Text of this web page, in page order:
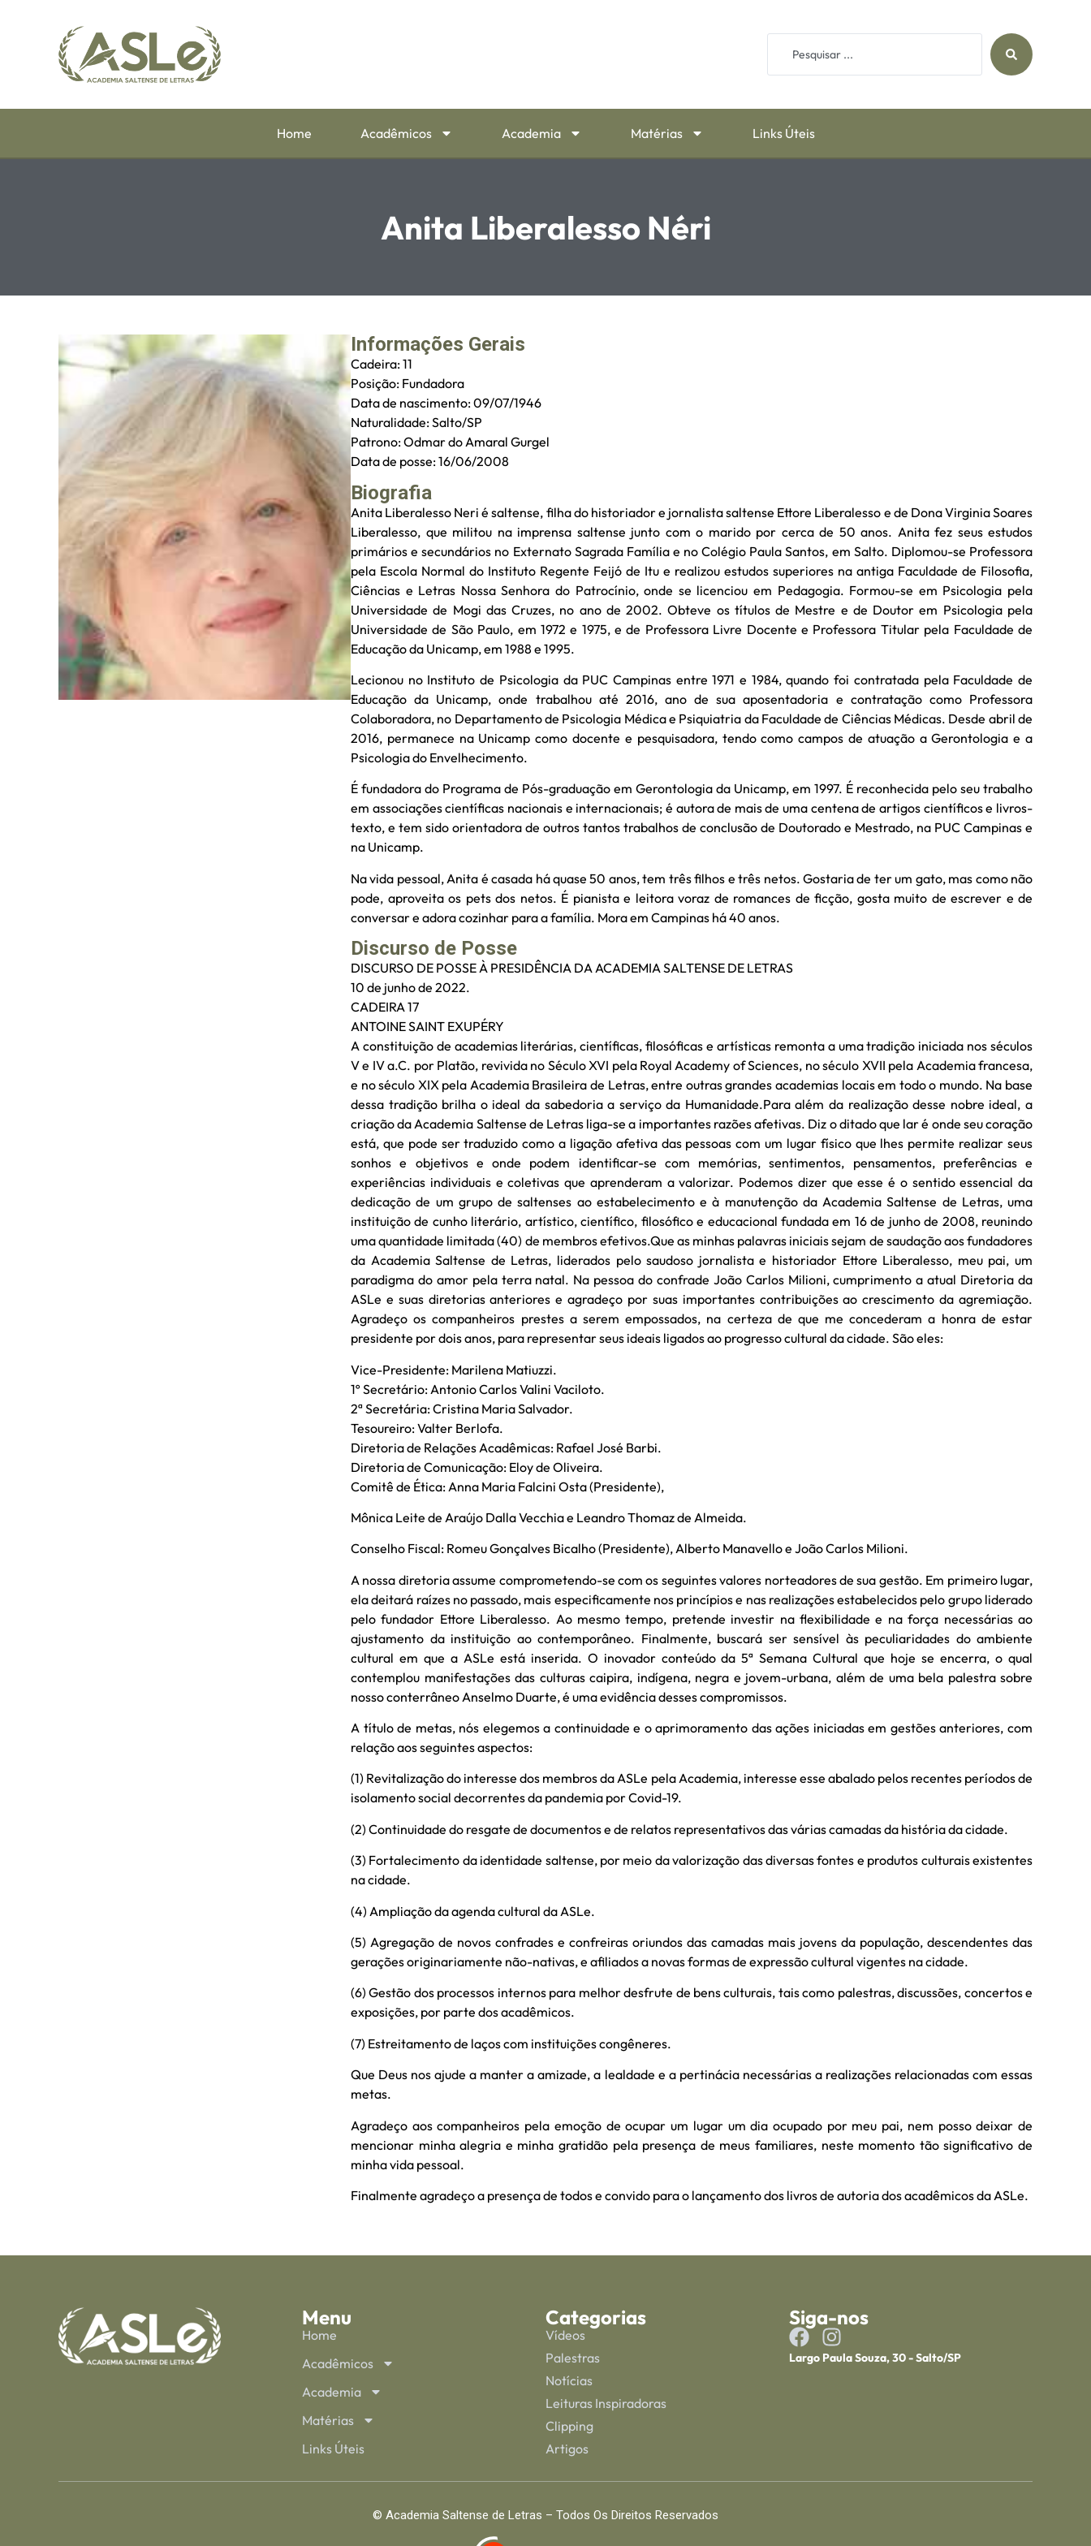
Home Acadêmicos Academia Matérias Links Úteis
Anita Liberalesso Néri
Informações Gerais
Cadeira: 11
Posição: Fundadora
Data de nascimento: 09/07/1946
Naturalidade: Salto/SP
Patrono: Odmar do Amaral Gurgel
Data de posse: 16/06/2008
Biografia
Anita Liberalesso Neri é saltense, filha do historiador e jornalista saltense Ettore Liberalesso e de Dona Virginia Soares
Liberalesso, que militou na imprensa saltense junto com o marido por cerca de 50 anos. Anita fez seus estudos
primários e secundários no Externato Sagrada Família e no Colégio Paula Santos, em Salto. Diplomou-se Professora
pela Escola Normal do Instituto Regente Feijó de Itu e realizou estudos superiores na antiga Faculdade de Filosofia,
Ciências e Letras Nossa Senhora do Patrocínio, onde se licenciou em Pedagogia. Formou-se em Psicologia pela
Universidade de Mogi das Cruzes, no ano de 2002. Obteve os títulos de Mestre e de Doutor em Psicologia pela
Universidade de São Paulo, em 1972 e 1975, e de Professora Livre Docente e Professora Titular pela Faculdade de
Educação da Unicamp, em 1988 e 1995.
Lecionou no Instituto de Psicologia da PUC Campinas entre 1971 e 1984, quando foi contratada pela Faculdade de
Educação da Unicamp, onde trabalhou até 2016, ano de sua aposentadoria e contratação como Professora
Colaboradora, no Departamento de Psicologia Médica e Psiquiatria da Faculdade de Ciências Médicas. Desde abril de
2016, permanece na Unicamp como docente e pesquisadora, tendo como campos de atuação a Gerontologia e a
Psicologia do Envelhecimento.
É fundadora do Programa de Pós-graduação em Gerontologia da Unicamp, em 1997. É reconhecida pelo seu trabalho
em associações científicas nacionais e internacionais; é autora de mais de uma centena de artigos científicos e livros-
texto, e tem sido orientadora de outros tantos trabalhos de conclusão de Doutorado e Mestrado, na PUC Campinas e
na Unicamp.
Na vida pessoal, Anita é casada há quase 50 anos, tem três filhos e três netos. Gostaria de ter um gato, mas como não
pode, aproveita os pets dos netos. É pianista e leitora voraz de romances de ficção, gosta muito de escrever e de
conversar e adora cozinhar para a família. Mora em Campinas há 40 anos.
Discurso de Posse
DISCURSO DE POSSE À PRESIDÊNCIA DA ACADEMIA SALTENSE DE LETRAS
10 de junho de 2022.
CADEIRA 17
ANTOINE SAINT EXUPÉRY
A constituição de academias literárias, científicas, filosóficas e artísticas remonta a uma tradição iniciada nos séculos
V e IV a.C. por Platão, revivida no Século XVI pela Royal Academy of Sciences, no século XVII pela Academia francesa,
e no século XIX pela Academia Brasileira de Letras, entre outras grandes academias locais em todo o mundo. Na base
dessa tradição brilha o ideal da sabedoria a serviço da Humanidade.Para além da realização desse nobre ideal, a
criação da Academia Saltense de Letras liga-se a importantes razões afetivas. Diz o ditado que lar é onde seu coração
está, que pode ser traduzido como a ligação afetiva das pessoas com um lugar físico que lhes permite realizar seus
sonhos e objetivos e onde podem identificar-se com memórias, sentimentos, pensamentos, preferências e
experiências individuais e coletivas que aprenderam a valorizar. Podemos dizer que esse é o sentido essencial da
dedicação de um grupo de saltenses ao estabelecimento e à manutenção da Academia Saltense de Letras, uma
instituição de cunho literário, artístico, científico, filosófico e educacional fundada em 16 de junho de 2008, reunindo
uma quantidade limitada (40) de membros efetivos.Que as minhas palavras iniciais sejam de saudação aos fundadores
da Academia Saltense de Letras, liderados pelo saudoso jornalista e historiador Ettore Liberalesso, meu pai, um
paradigma do amor pela terra natal. Na pessoa do confrade João Carlos Milioni, cumprimento a atual Diretoria da
ASLe e suas diretorias anteriores e agradeço por suas importantes contribuições ao crescimento da agremiação.
Agradeço os companheiros prestes a serem empossados, na certeza de que me concederam a honra de estar
presidente por dois anos, para representar seus ideais ligados ao progresso cultural da cidade. São eles:
Vice-Presidente: Marilena Matiuzzi.
1º Secretário: Antonio Carlos Valini Vaciloto.
2ª Secretária: Cristina Maria Salvador.
Tesoureiro: Valter Berlofa.
Diretoria de Relações Acadêmicas: Rafael José Barbi.
Diretoria de Comunicação: Eloy de Oliveira.
Comitê de Ética: Anna Maria Falcini Osta (Presidente),
Mônica Leite de Araújo Dalla Vecchia e Leandro Thomaz de Almeida.
Conselho Fiscal: Romeu Gonçalves Bicalho (Presidente), Alberto Manavello e João Carlos Milioni.
A nossa diretoria assume comprometendo-se com os seguintes valores norteadores de sua gestão. Em primeiro lugar,
ela deitará raízes no passado, mais especificamente nos princípios e nas realizações estabelecidos pelo grupo liderado
pelo fundador Ettore Liberalesso. Ao mesmo tempo, pretende investir na flexibilidade e na força necessárias ao
ajustamento da instituição ao contemporâneo. Finalmente, buscará ser sensível às peculiaridades do ambiente
cultural em que a ASLe está inserida. O inovador conteúdo da 5ª Semana Cultural que hoje se encerra, o qual
contemplou manifestações das culturas caipira, indígena, negra e jovem-urbana, além de uma bela palestra sobre
nosso conterrâneo Anselmo Duarte, é uma evidência desses compromissos.
A título de metas, nós elegemos a continuidade e o aprimoramento das ações iniciadas em gestões anteriores, com
relação aos seguintes aspectos:
(1) Revitalização do interesse dos membros da ASLe pela Academia, interesse esse abalado pelos recentes períodos de
isolamento social decorrentes da pandemia por Covid-19.
(2) Continuidade do resgate de documentos e de relatos representativos das várias camadas da história da cidade.
(3) Fortalecimento da identidade saltense, por meio da valorização das diversas fontes e produtos culturais existentes
na cidade.
(4) Ampliação da agenda cultural da ASLe.
(5) Agregação de novos confrades e confreiras oriundos das camadas mais jovens da população, descendentes das
gerações originariamente não-nativas, e afiliados a novas formas de expressão cultural vigentes na cidade.
(6) Gestão dos processos internos para melhor desfrute de bens culturais, tais como palestras, discussões, concertos e
exposições, por parte dos acadêmicos.
(7) Estreitamento de laços com instituições congêneres.
Que Deus nos ajude a manter a amizade, a lealdade e a pertinácia necessárias a realizações relacionadas com essas
metas.
Agradeço aos companheiros pela emoção de ocupar um lugar um dia ocupado por meu pai, nem posso deixar de
mencionar minha alegria e minha gratidão pela presença de meus familiares, neste momento tão significativo de
minha vida pessoal.
Finalmente agradeço a presença de todos e convido para o lançamento dos livros de autoria dos acadêmicos da ASLe.
Menu
Home
Acadêmicos
Academia
Matérias
Links Úteis
Categorias
Vídeos
Palestras
Notícias
Leituras Inspiradoras
Clipping
Artigos
Siga-nos
Largo Paula Souza, 30 - Salto/SP
© Academia Saltense de Letras – Todos Os Direitos Reservados